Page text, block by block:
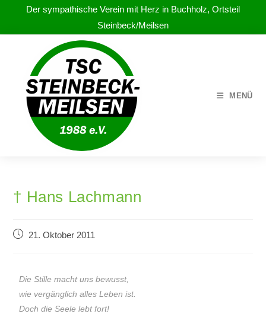
Der sympathische Verein mit Herz in Buchholz, Ortsteil
Steinbeck/Meilsen
MENÜ
† Hans Lachmann
21. Oktober 2011
Die Stille macht uns bewusst,
wie vergänglich alles Leben ist.
Doch die Seele lebt fort!